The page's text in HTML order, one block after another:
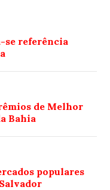
se referência
de Melhor
Bahia
populares